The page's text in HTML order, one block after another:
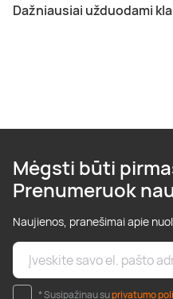
Dažniausiai užduodami
Mėgsti būti
Prenumeruok
Naujienos, pranešimai apie
* Susipažinau suprivatumo